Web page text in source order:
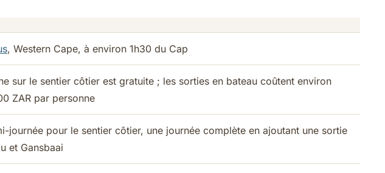
, Western Cape, à environ 1h30 du Cap
sur le sentier côtier est gratuite ; les sorties en bateau coûtent environ
ZAR par personne
journée pour le sentier côtier, une journée complète en ajoutant une sortie
et Gansbaai